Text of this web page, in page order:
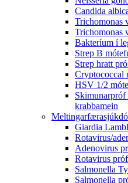
Candida
Trichomonas
Trichomonas
Bakteríum í
Strep B
Strep hratt
Cryptococcal
HSV 1/2
krabbamein
Giardia
Rotavirus/
Adenovirus
Rotavirus próf
Salmonella
Salmonella